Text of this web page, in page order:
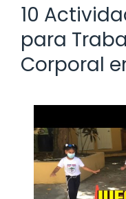
10
para
Corporal